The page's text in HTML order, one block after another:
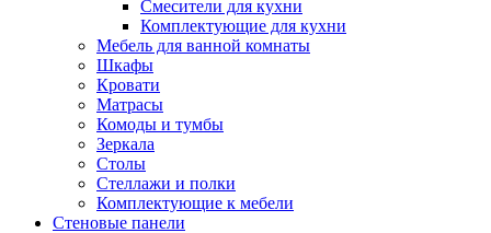
Смесители для кухни
Комплектующие для кухни
Мебель для ванной комнаты
Шкафы
Кровати
Матрасы
Комоды и тумбы
Зеркала
Столы
Стеллажи и полки
Комплектующие к мебели
Стеновые панели